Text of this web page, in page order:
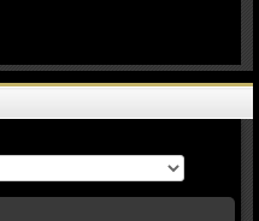
でき、使えば使うほど素手によくなじ
ランドはプロ選手にも良く使われてお
湯もみ型付け』を無料にて加工致しま